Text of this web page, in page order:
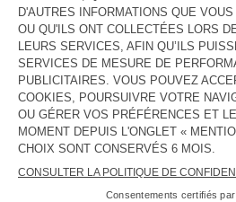
DESCRIPTION
TAILLE ET COUPE
COMPOSITION
ENTRETIEN
TRAÇABILITÉ
LIVRAISON ET RETOURS